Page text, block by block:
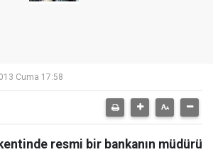
Cuma 17:58
resmi bir bankanın müdürü